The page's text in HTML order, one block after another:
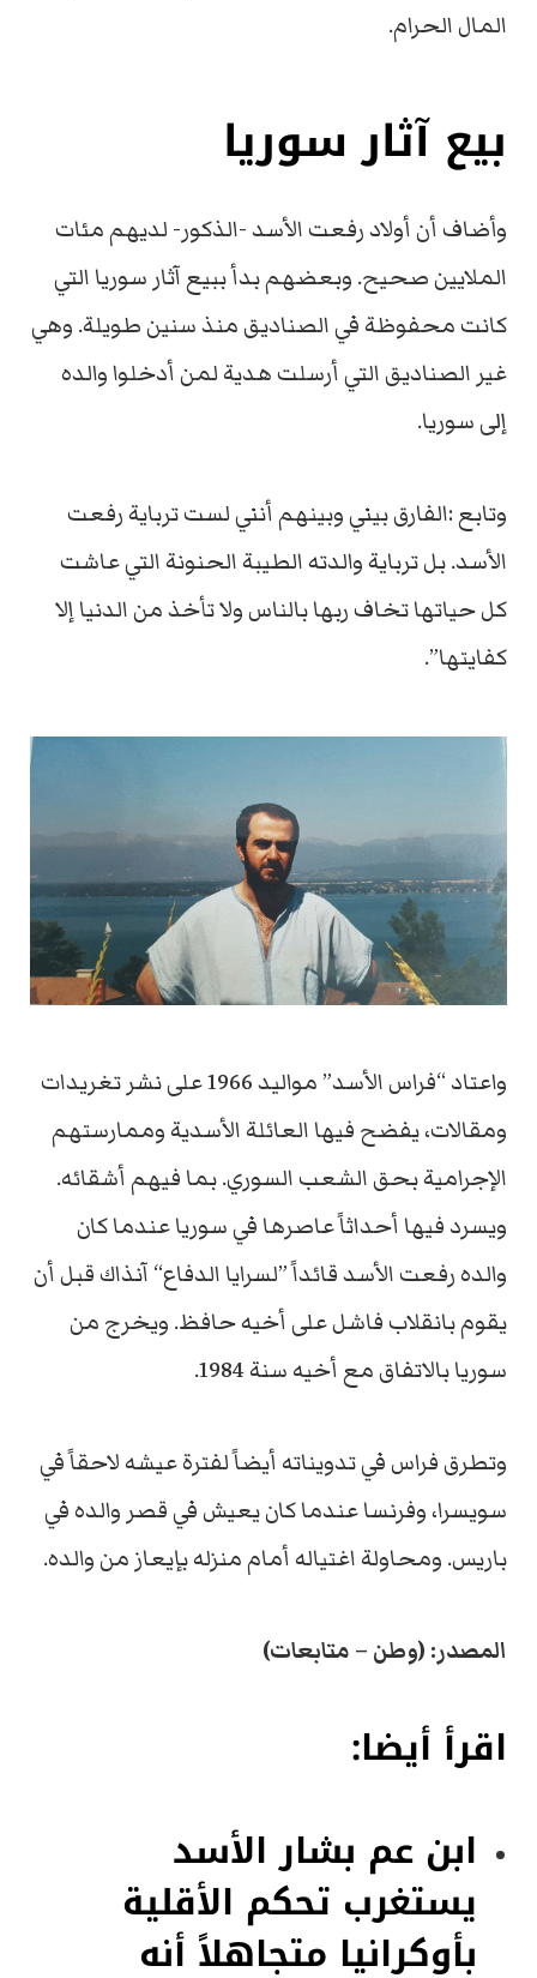
المال الحرام.
بيع آثار سوريا
وأضاف أن أولاد رفعت الأسد -الذكور- لديهم مئات
الملايين صحيح. وبعضهم بدأ ببيع آثار سوريا التي
كانت محفوظة في الصناديق منذ سنين طويلة. وهي
غير الصناديق التي أرسلت هدية لمن أدخلوا والده
إلى سوريا.
وتابع :الفارق بيني وبينهم أنني لست ترباية رفعت
الأسد. بل ترباية والدته الطيبة الحنونة التي عاشت
كل حياتها تخاف ربها بالناس ولا تأخذ من الدنيا إلا
كفايتها”.
واعتاد “فراس الأسد” مواليد 1966 على نشر تغريدات
ومقالات، يفضح فيها العائلة الأسدية وممارستهم
الإجرامية بحق الشعب السوري. بما فيهم أشقائه.
ويسرد فيها أحداثاً عاصرها في سوريا عندما كان
والده رفعت الأسد قائداً ”لسرايا الدفاع“ آنذاك قبل أن
يقوم بانقلاب فاشل على أخيه حافظ. ويخرج من
سوريا بالاتفاق مع أخيه سنة 1984.
وتطرق فراس في تدويناته أيضاً لفترة عيشه لاحقاً في
سويسرا، وفرنسا عندما كان يعيش في قصر والده في
باريس. ومحاولة اغتياله أمام منزله بإيعاز من والده.
المصدر: (وطن – متابعات)
اقرأ أيضا:
ابن عم بشار الأسد
يستغرب تحكم الأقلية
بأوكرانيا متجاهلاً أنه